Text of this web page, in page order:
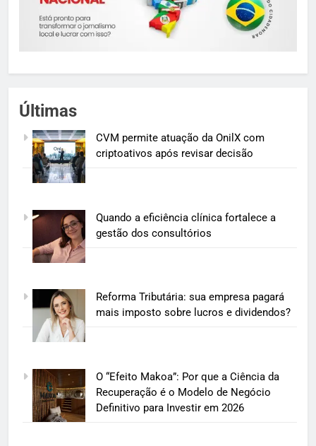
Últimas
CVM permite atuação da OnilX com
criptoativos após revisar decisão
Quando a eficiência clínica fortalece a
gestão dos consultórios
Reforma Tributária: sua empresa pagará
mais imposto sobre lucros e dividendos?
O “Efeito Makoa”: Por que a Ciência da
Recuperação é o Modelo de Negócio
Definitivo para Investir em 2026